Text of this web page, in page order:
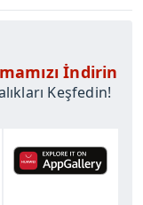
İndirin
Keşfedin!